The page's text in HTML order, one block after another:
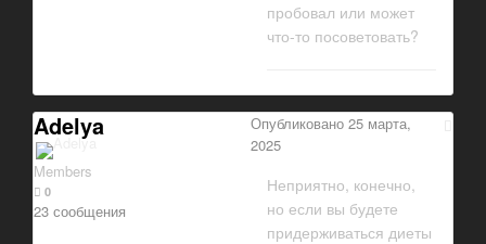
пробовал или может
что-то посоветовать?
Adelya
Members
0
23 сообщения
Опубликовано 25 марта,
2025
Неприятно, конечно,
но если вы будете
придерживаться диеты